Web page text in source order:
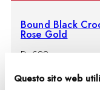
Questo sito web
Bound Black
Rose Gold
-Prezzo
listino
Da €99